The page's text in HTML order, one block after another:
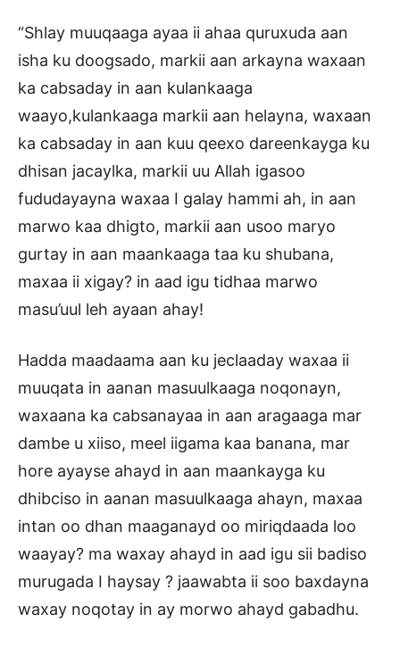
“Shlay muuqaaga ayaa ii ahaa quruxuda aan
isha ku doogsado, markii aan arkayna waxaan
ka cabsaday in aan kulankaaga
waayo,kulankaaga markii aan helayna, waxaan
ka cabsaday in aan kuu qeexo dareenkayga ku
dhisan jacaylka, markii uu Allah igasoo
fududayayna waxaa I galay hammi ah, in aan
marwo kaa dhigto, markii aan usoo maryo
gurtay in aan maankaaga taa ku shubana,
maxaa ii xigay? in aad igu tidhaa marwo
masu’uul leh ayaan ahay!
Hadda maadaama aan ku jeclaaday waxaa ii
muuqata in aanan masuulkaaga noqonayn,
waxaana ka cabsanayaa in aan aragaaga mar
dambe u xiiso, meel iigama kaa banana, mar
hore ayayse ahayd in aan maankayga ku
dhibciso in aanan masuulkaaga ahayn, maxaa
intan oo dhan maaganayd oo miriqdaada loo
waayay? ma waxay ahayd in aad igu sii badiso
murugada I haysay ? jaawabta ii soo baxdayna
waxay noqotay in ay morwo ahayd gabadhu.